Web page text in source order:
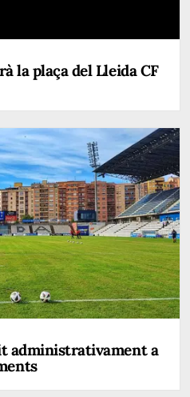
la plaça del Lleida CF
administrativament a